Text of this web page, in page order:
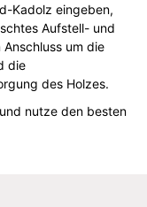
Kadolz eingeben,
Aufstell- und
um die
die
des Holzes.
nutze den besten